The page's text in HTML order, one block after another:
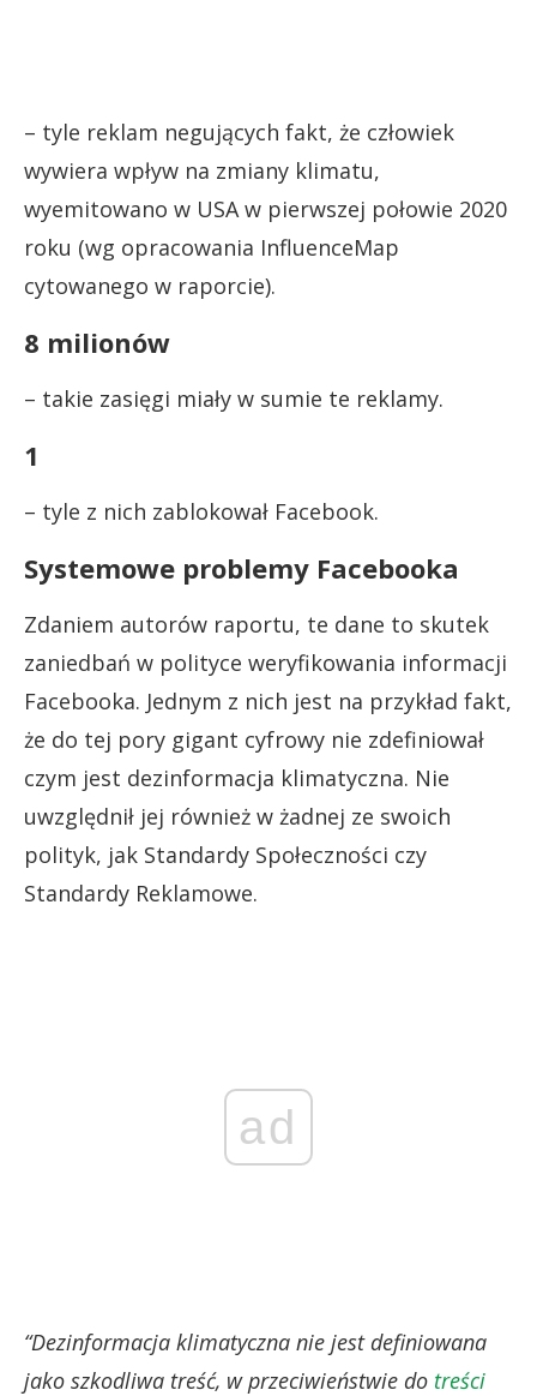
– tyle reklam negujących fakt, że człowiek
wywiera wpływ na zmiany klimatu,
wyemitowano w USA w pierwszej połowie 2020
roku (wg opracowania InfluenceMap
cytowanego w raporcie).
8 milionów
– takie zasięgi miały w sumie te reklamy.
1
– tyle z nich zablokował Facebook.
Systemowe problemy Facebooka
Zdaniem autorów raportu, te dane to skutek
zaniedbań w polityce weryfikowania informacji
Facebooka. Jednym z nich jest na przykład fakt,
że do tej pory gigant cyfrowy nie zdefiniował
czym jest dezinformacja klimatyczna. Nie
uwzględnił jej również w żadnej ze swoich
polityk, jak Standardy Społeczności czy
Standardy Reklamowe.
ad
“Dezinformacja klimatyczna nie jest definiowana
jako szkodliwa treść, w przeciwieństwie do treści